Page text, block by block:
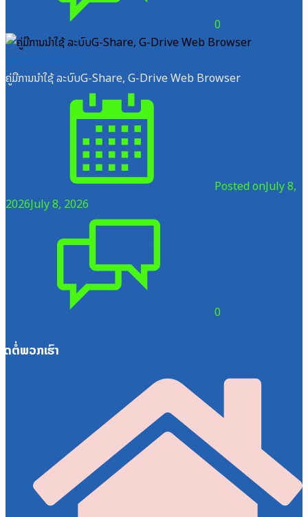
0
ຄູ່ມືການນຳໃຊ້ ລະບົບG-Share, G-Drive Web Browser
Posted onJuly 8,
2026July 8, 2026
0
ຕໍ່ພວກເຮົາ